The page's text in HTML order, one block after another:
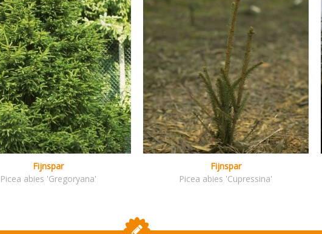
Fijnspar
Picea abies 'Gregoryana'
Fijnspar
Picea abies 'Cupressina'